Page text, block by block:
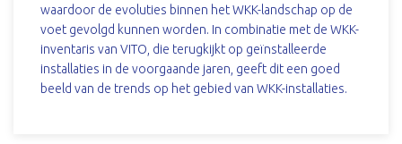
waardoor de evoluties binnen het WKK-landschap op de
voet gevolgd kunnen worden. In combinatie met de WKK-
inventaris van VITO, die terugkijkt op geïnstalleerde
installaties in de voorgaande jaren, geeft dit een goed
beeld van de trends op het gebied van WKK-installaties.